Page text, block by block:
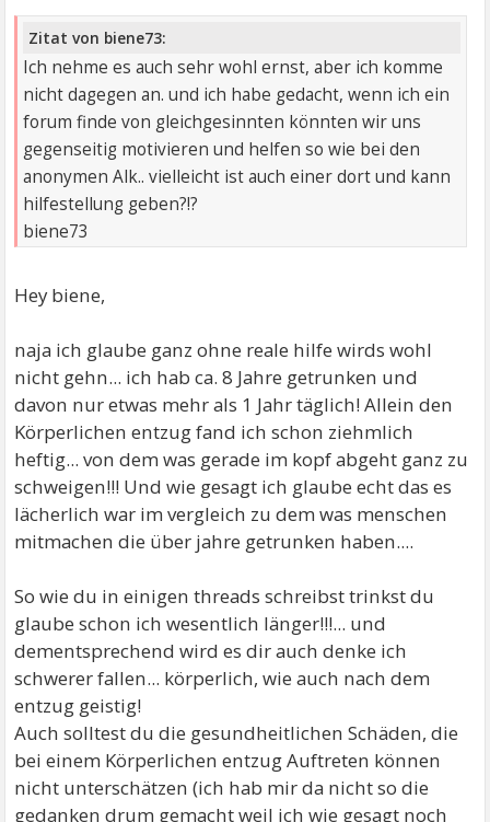
Zitat von biene73:
Ich nehme es auch sehr wohl ernst, aber ich komme
nicht dagegen an. und ich habe gedacht, wenn ich ein
forum finde von gleichgesinnten könnten wir uns
gegenseitig motivieren und helfen so wie bei den
anonymen Alk.. vielleicht ist auch einer dort und kann
hilfestellung geben?!?
biene73
Hey biene,
naja ich glaube ganz ohne reale hilfe wirds wohl
nicht gehn... ich hab ca. 8 Jahre getrunken und
davon nur etwas mehr als 1 Jahr täglich! Allein den
Körperlichen entzug fand ich schon ziehmlich
heftig... von dem was gerade im kopf abgeht ganz zu
schweigen!!! Und wie gesagt ich glaube echt das es
lächerlich war im vergleich zu dem was menschen
mitmachen die über jahre getrunken haben....
So wie du in einigen threads schreibst trinkst du
glaube schon ich wesentlich länger!!!... und
dementsprechend wird es dir auch denke ich
schwerer fallen... körperlich, wie auch nach dem
entzug geistig!
Auch solltest du die gesundheitlichen Schäden, die
bei einem Körperlichen entzug Auftreten können
nicht unterschätzen (ich hab mir da nicht so die
gedanken drum gemacht weil ich wie gesagt noch